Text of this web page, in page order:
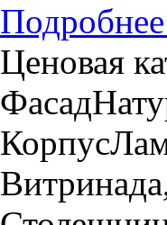
Подробнее
Ценовая
Фасад
Корпус
Витрина